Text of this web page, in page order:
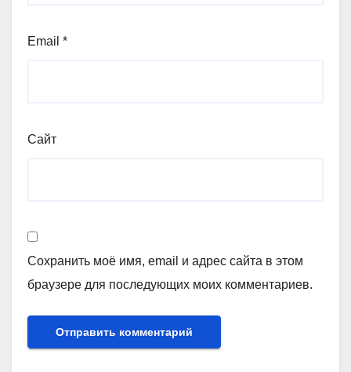
Email *
Сайт
Сохранить моё имя, email и адрес сайта в этом
браузере для последующих моих комментариев.